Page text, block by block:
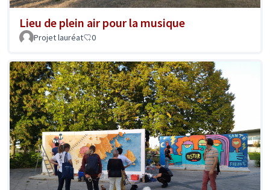
Lieu de plein air pour la musique
Projet lauréat 0